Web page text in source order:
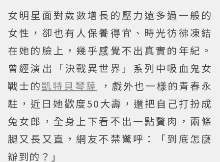
女明星面對歲數增長的壓力遠多過一般的
女性，卻也有人保養得宜、時光彷彿凍結
在她的臉上，幾乎感覺不出真實的年紀。
曾經演出「決戰異世界」系列中吸血鬼女
戰士的凱特貝琴薩
，戲外也一樣的青春永
駐，近日她歡度50大壽，還把自己打扮成
兔女郎，全身上下看不出一點贅肉，兩條
腿又長又直，網友不禁驚呼：「到底怎麼
辦到的？」